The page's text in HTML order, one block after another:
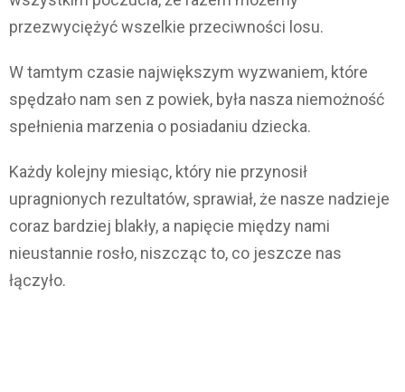
przezwyciężyć wszelkie przeciwności losu.
W tamtym czasie największym wyzwaniem, które
spędzało nam sen z powiek, była nasza niemożność
spełnienia marzenia o posiadaniu dziecka.
Każdy kolejny miesiąc, który nie przynosił
upragnionych rezultatów, sprawiał, że nasze nadzieje
coraz bardziej blakły, a napięcie między nami
nieustannie rosło, niszcząc to, co jeszcze nas
łączyło.